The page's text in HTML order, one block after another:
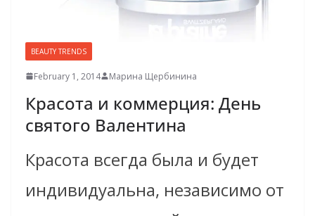
BEAUTY TRENDS
February 1, 2014 Марина Щербинина
Красота и коммерция: День
святого Валентина
Красота всегда была и будет
индивидуальна, независимо от